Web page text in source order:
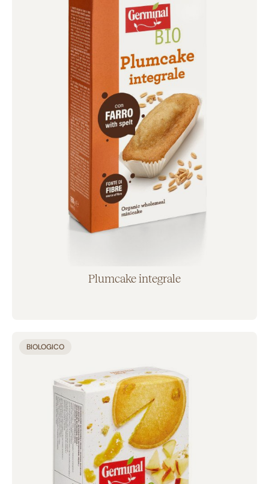
Plumcake integrale
BIOLOGICO